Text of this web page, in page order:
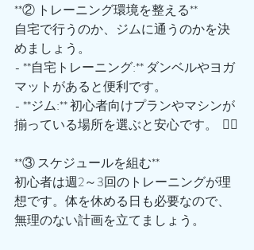
**② トレーニング環境を整える**
自宅で行うのか、ジムに通うのかを決
めましょう。
- **自宅トレーニング:** ダンベルやヨガ
マットがあると便利です。
- **ジム:** 初心者向けプランやマシンが
揃っている場所を選ぶと安心です。  🏋️‍♀️
**③ スケジュールを組む**
初心者は週2～3回のトレーニングが理
想です。体を休める日も必要なので、
無理のない計画を立てましょう。